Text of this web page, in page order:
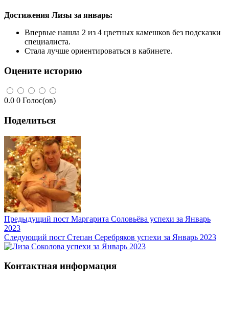
Достижения Лизы за январь:
Впервые нашла 2 из 4 цветных камешков без подсказки
специалиста.
Стала лучше ориентироваться в кабинете.
Оцените историю
0.0 0 Голос(ов)
Поделиться
Предыдущий пост Маргарита Соловьёва успехи за Январь
2023
Следующий пост Степан Серебряков успехи за Январь 2023
Контактная информация